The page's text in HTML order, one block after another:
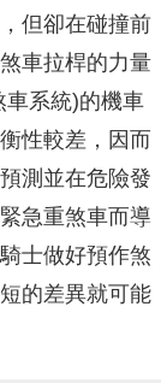
但卻在碰撞前
車拉桿的力量
車系統)的機車
性較差， 因而
測並在危險發
急重煞車而導
士做好預作煞
的差異就可能